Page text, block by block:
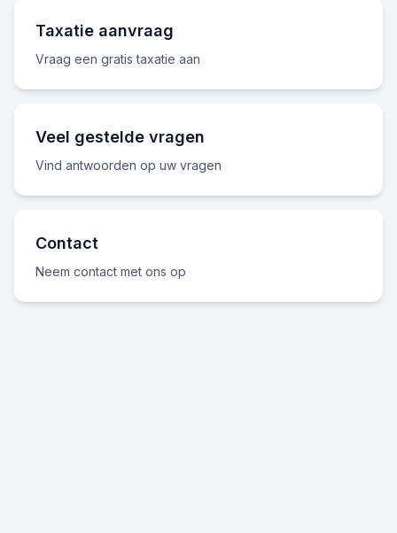
Taxatie aanvraag
Vraag een gratis taxatie aan
Veel gestelde vragen
Vind antwoorden op uw vragen
Contact
Neem contact met ons op